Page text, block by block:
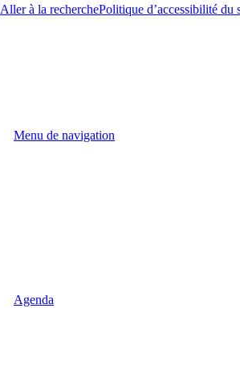
Aller à la recherchePolitique d’accessibilité du
Menu de navigation
Agenda